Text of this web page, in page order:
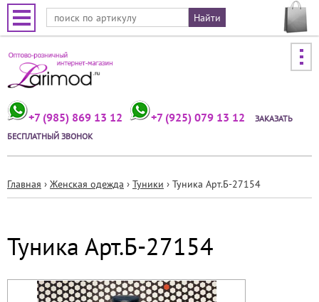
Jump to navigation
+7 (985) 869 13 12 +7 (925) 079 13 12
ЗАКАЗАТЬ
БЕСПЛАТНЫЙ ЗВОНОК
здесь
Главная › Женская одежда › Туники › Туника Арт.Б-27154
Туника Арт.Б-27154